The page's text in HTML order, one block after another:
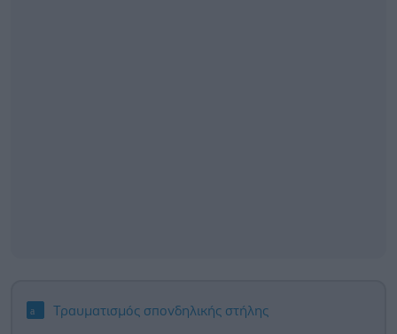
Τραυματισμός σπονδηλικής στήλης